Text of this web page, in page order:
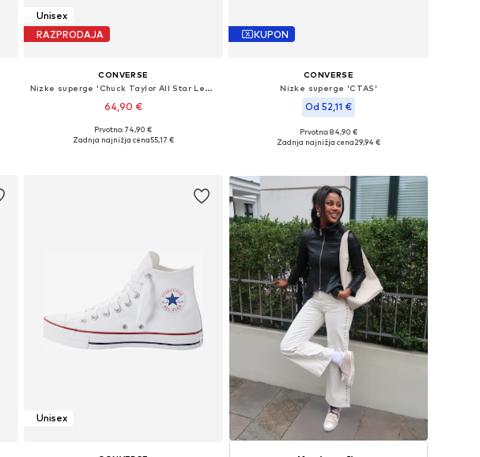
Unisex
RAZPRODAJA
CONVERSE
Nizke superge 'Chuck Taylor All Star Leather'
64,90 €
Na voljo v različnih velikostih
Prvotno: 74,90 €
Zadnja najnižja cena55,17 €
KUPON
CONVERSE
Nizke superge 'CTAS'
Od 52,11 €
Na voljo v različnih velikostih
Prvotno: 84,90 €
Zadnja najnižja cena29,94 €
Unisex